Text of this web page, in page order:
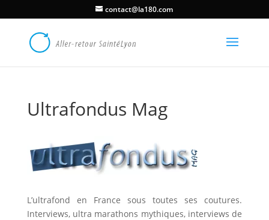
contact@la180.com
Ultrafondus Mag
L’ultrafond en France sous toutes ses coutures.
Interviews, ultra marathons mythiques, interviews de